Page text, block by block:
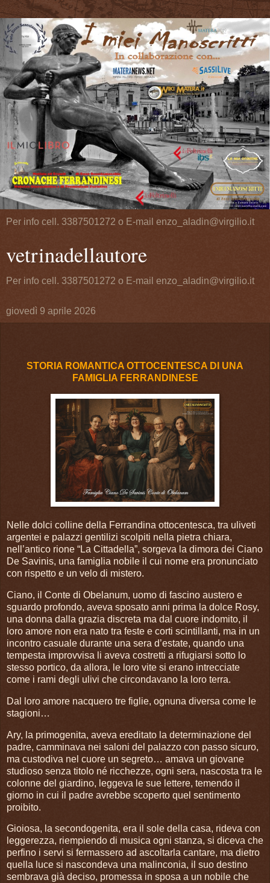
Per info cell. 3387501272 o E-mail enzo_aladin@virgilio.it
vetrinadellautore
Per info cell. 3387501272 o E-mail enzo_aladin@virgilio.it
giovedì 9 aprile 2026
STORIA ROMANTICA OTTOCENTESCA DI UNA
FAMIGLIA FERRANDINESE
Nelle dolci colline della Ferrandina ottocentesca, tra uliveti
argentei e palazzi gentilizi scolpiti nella pietra chiara,
nell’antico rione “La Cittadella”, sorgeva la dimora dei Ciano
De Savinis, una famiglia nobile il cui nome era pronunciato
con rispetto e un velo di mistero.
Ciano, il Conte di Obelanum, uomo di fascino austero e
sguardo profondo, aveva sposato anni prima la dolce Rosy,
una donna dalla grazia discreta ma dal cuore indomito, il
loro amore non era nato tra feste e corti scintillanti, ma in un
incontro casuale durante una sera d’estate, quando una
tempesta improvvisa li aveva costretti a rifugiarsi sotto lo
stesso portico, da allora, le loro vite si erano intrecciate
come i rami degli ulivi che circondavano la loro terra.
Dal loro amore nacquero tre figlie, ognuna diversa come le
stagioni…
Ary, la primogenita, aveva ereditato la determinazione del
padre, camminava nei saloni del palazzo con passo sicuro,
ma custodiva nel cuore un segreto… amava un giovane
studioso senza titolo né ricchezze, ogni sera, nascosta tra le
colonne del giardino, leggeva le sue lettere, temendo il
giorno in cui il padre avrebbe scoperto quel sentimento
proibito.
Gioiosa, la secondogenita, era il sole della casa, rideva con
leggerezza, riempiendo di musica ogni stanza, si diceva che
perfino i servi si fermassero ad ascoltarla cantare, ma dietro
quella luce si nascondeva una malinconia, il suo destino
sembrava già deciso, promessa in sposa a un nobile che